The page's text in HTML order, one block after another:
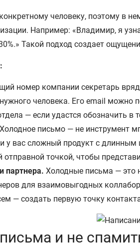
человеку, поэтому в
Например: «Владимир, я
Такой подход создает
номер компании секретарь
человека. Его email можно
— если удастся обозначить
Холодное письмо — не инструмент
у вас сложный продукт с
точкой, чтобы
партнера. Холодные письма — это
для взаимовыгодных
— создать первую точку
и не